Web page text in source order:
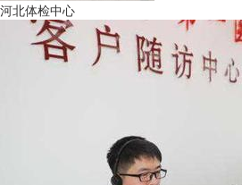
河北体检中心